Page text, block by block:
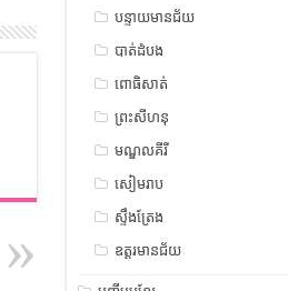
បន្ទាយមានជ័យ
បាត់ដំបង
ពោធិសាត់
ព្រះសីហនុ
មណ្ឌលគីរី
សៀមរាប
ស្ទឹង​​ត្រែង
ឧត្ដរមានជ័យ